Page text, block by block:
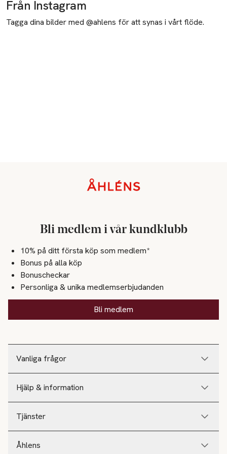
Från Instagram
Tagga dina bilder med @ahlens för att synas i vårt flöde.
Vanliga frågor
Hjälp & information
Tjänster
Åhlens
Bli medlem i vår kundklubb
10% på ditt första köp som medlem*
Bonus på alla köp
Bonuscheckar
Personliga & unika medlemserbjudanden
Bli medlem